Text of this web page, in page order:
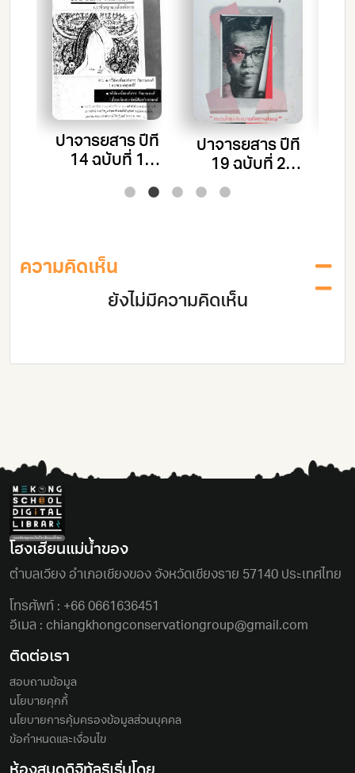
ปาจารยสาร ปีที่
14 ฉบับที่ 1
กุมภาพันธ์
ปาจารยสาร ปีที่
19 ฉบับที่ 2
เดือนเมษายน –
มิถุนายน 2533
ความคิดเห็น
ยังไม่มีความคิดเห็น
โฮงเฮียนแม่นํ้าของ
ตําบลเวียง อําเภอเชียงของ จังหวัดเชียงราย 57140 ประเทศไทย
โทรศัพท์ : +66 0661636451
อีเมล : chiangkhongconservationgroup@gmail.com
ติดต่อเรา
สอบถามข้อมูล
นโยบายคุกกี้
นโยบายการคุ้มครองข้อมูลส่วนบุคคล
ข้อกำหนดและเงื่อนไข